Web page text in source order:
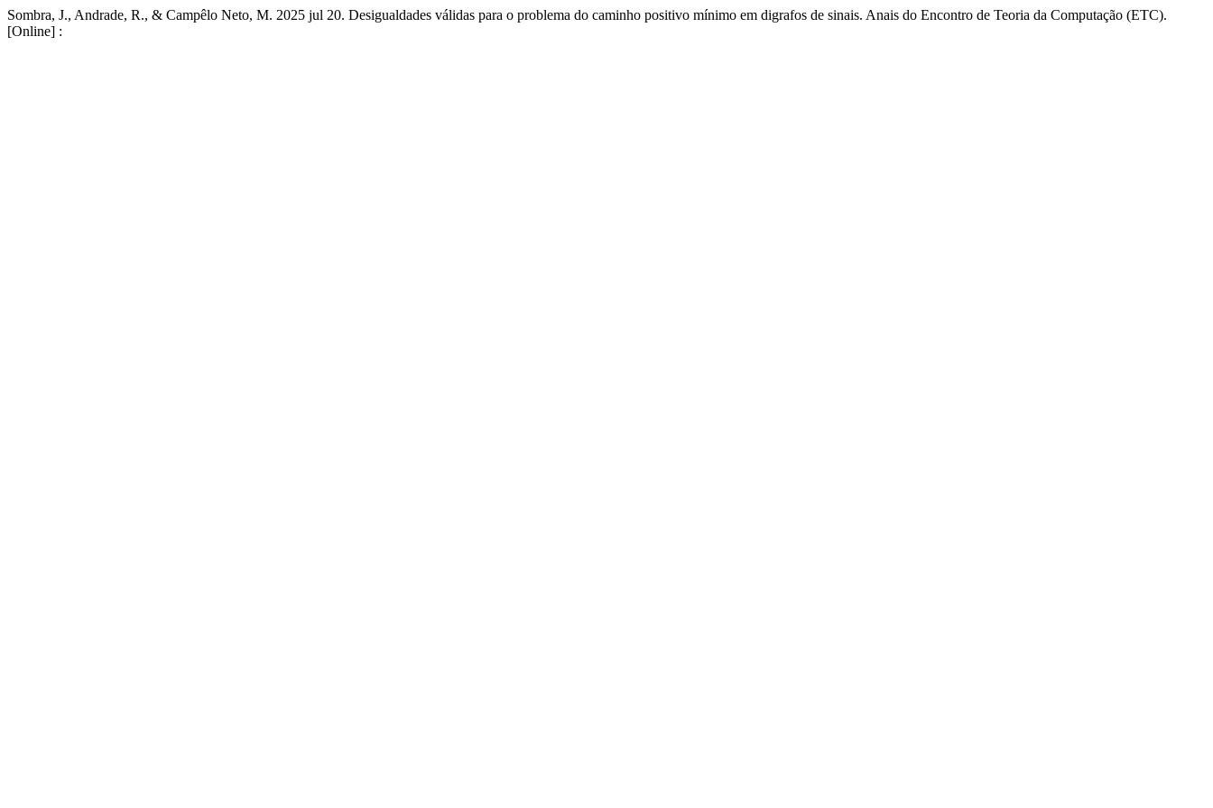
Sombra, J., Andrade, R., & Campêlo Neto, M. 2025 jul 20. Desigualdades válidas para o problema do caminho positivo mínimo em digrafos de sinais. Anais do Encontro de Teoria da Computação (ETC).
[Online] :